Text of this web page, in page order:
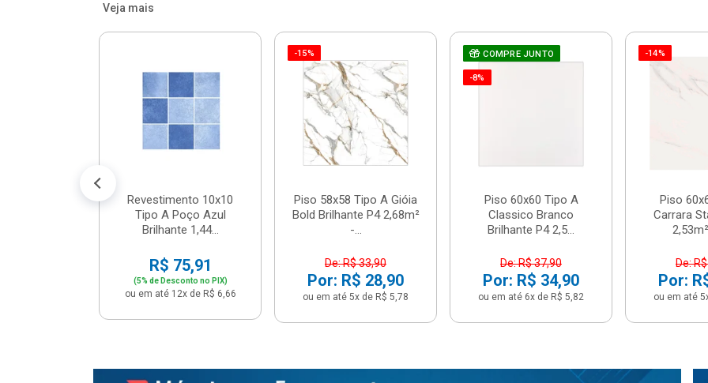
Veja mais
Revestimento 10x10
Tipo A Poço Azul
Brilhante 1,44...
R$ 75,91
(5% de Desconto no PIX)
ou em até 12x de R$ 6,66
-15%
Piso 58x58 Tipo A Gióia
Bold Brilhante P4 2,68m²
-...
De: R$ 33,90
Por: R$ 28,90
ou em até 5x de R$ 5,78
COMPRE JUNTO
-8%
Piso 60x60 Tipo A
Classico Branco
Brilhante P4 2,5...
De: R$ 37,90
Por: R$ 34,90
ou em até 6x de R$ 5,82
-14%
Piso
Carrara
De:
Por:
ou em até